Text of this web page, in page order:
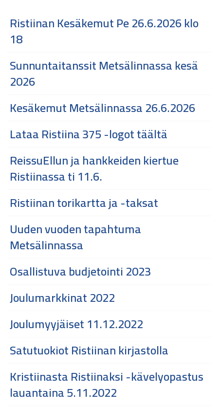
Ristiinan Kesäkemut Pe 26.6.2026 klo
18
Sunnuntaitanssit Metsälinnassa kesä
2026
Kesäkemut Metsälinnassa 26.6.2026
Lataa Ristiina 375 -logot täältä
ReissuEllun ja hankkeiden kiertue
Ristiinassa ti 11.6.
Ristiinan torikartta ja -taksat
Uuden vuoden tapahtuma
Metsälinnassa
Osallistuva budjetointi 2023
Joulumarkkinat 2022
Joulumyyjäiset 11.12.2022
Satutuokiot Ristiinan kirjastolla
Kristiinasta Ristiinaksi -kävelyopastus
lauantaina 5.11.2022